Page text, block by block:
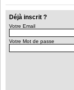
Déjà inscrit ?
Votre Email
Votre Mot de passe